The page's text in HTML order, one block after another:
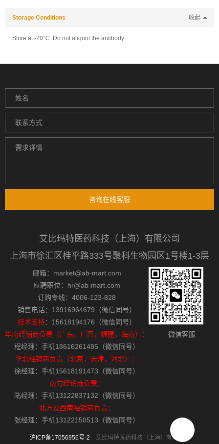
Storage Conditions 收起
Store at -20°C. Do not aliquot the antibody
咨询在线客服
艾比玛特医药科技（上海）有限公司
上海市徐汇区桂平路333号聚科生物园区1号楼1-3层
邮箱：market@ab-mart.com
应聘职位：hr@ab-mart.com
订购专线：4006-123-828
销售电话：13916964679（微信同号）
技术支持：15618194176（微信同号）
华南经销商负责（广东，广西，福建，海南）：
程经理：手机18616261485（微信同号）
华北经销商负责（北京，天津，河北）：
徐经理：手机15618191473（微信同号）
南方经销商负责：
陆经理：手机13122837132（微信同号）
北方及西南经销商负责：
张经理：手机13122150513（微信同号）
微信客服
沪ICP备17056956号-2 艾比玛特医药科技（上海）有限公司